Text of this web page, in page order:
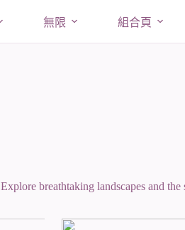
無限 組合頁
Explore breathtaking landscapes and